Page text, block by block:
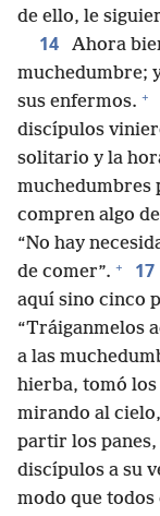
de ello, le
14
Ahora
muchedumbre;
sus enfermos. +
discípulos
solitario y la
muchedumbres
compren algo
“No hay
de comer”. + 17
aquí sino cinco
“Tráiganmelos
a las
hierba, tomó los
mirando al
partir los
discípulos a su
modo que